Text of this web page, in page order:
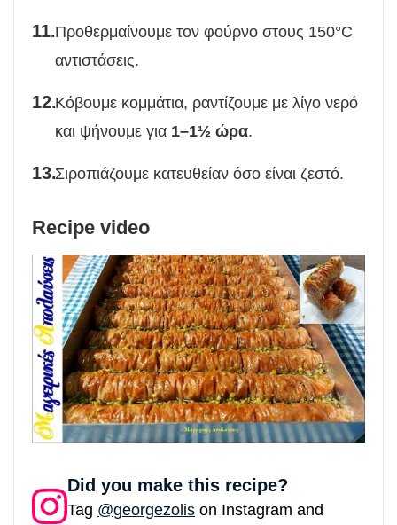
Προθερμαίνουμε τον φούρνο στους 150°C
αντιστάσεις.
Κόβουμε κομμάτια, ραντίζουμε με λίγο νερό
και ψήνουμε για 1–1½ ώρα.
Σιροπιάζουμε κατευθείαν όσο είναι ζεστό.
Recipe video
Did you make this recipe?
Tag @georgezolis on Instagram and